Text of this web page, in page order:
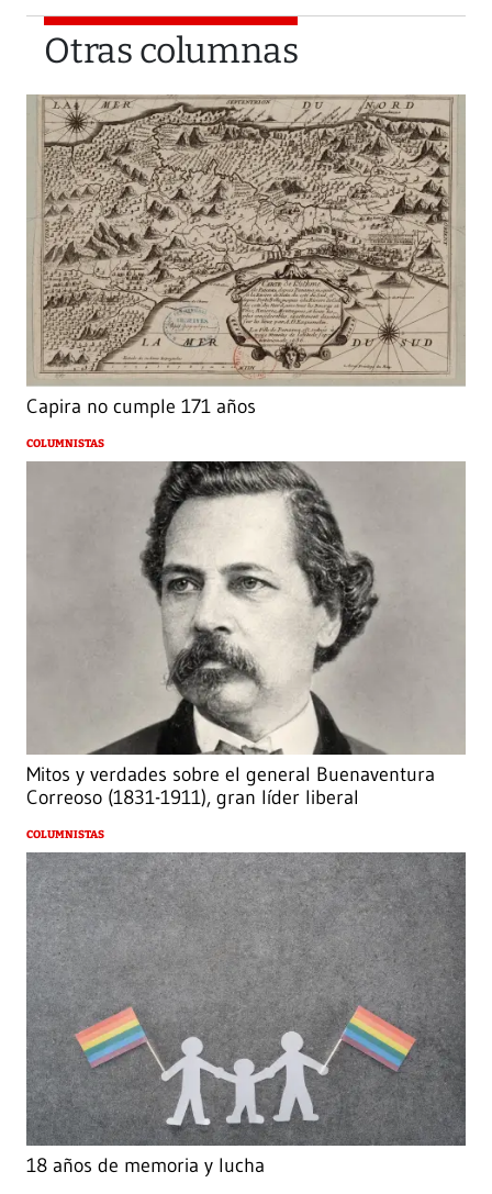
Otras columnas
Capira no cumple 171 años
COLUMNISTAS
Mitos y verdades sobre el general Buenaventura
Correoso (1831-1911), gran líder liberal
COLUMNISTAS
18 años de memoria y lucha